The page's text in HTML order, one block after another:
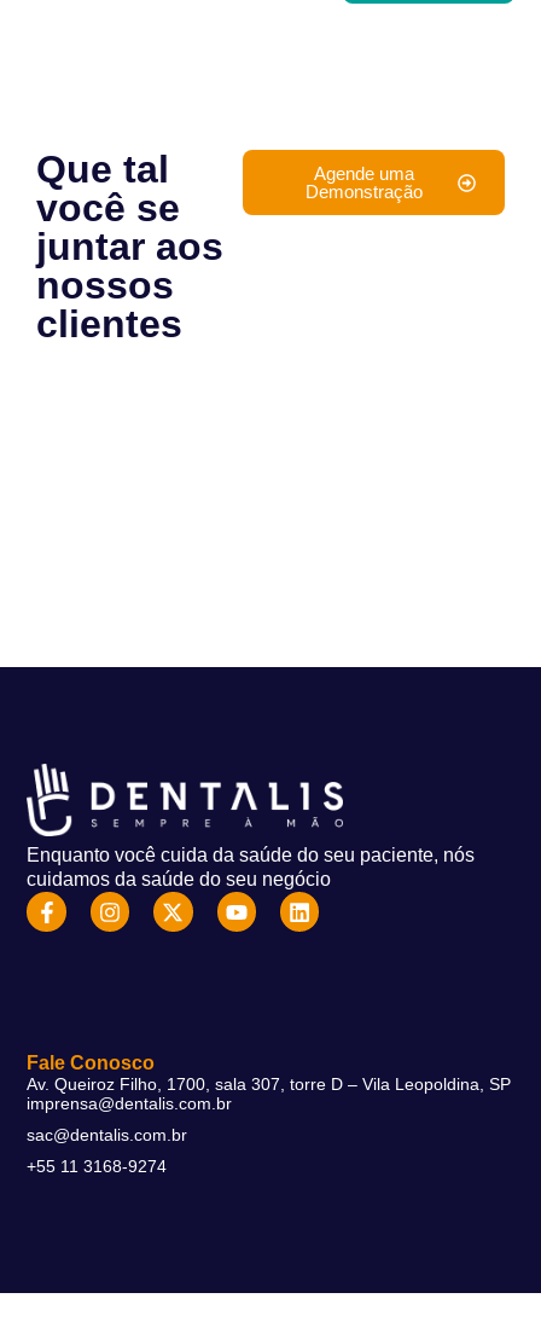
Que tal
você se
juntar aos
nossos
clientes
Agende uma
Demonstração
Enquanto você cuida da saúde do seu paciente, nós
cuidamos da saúde do seu negócio
Fale Conosco
Av. Queiroz Filho, 1700, sala 307, torre D – Vila Leopoldina, SP
imprensa@dentalis.com.br
sac@dentalis.com.br
+55 11 3168-9274